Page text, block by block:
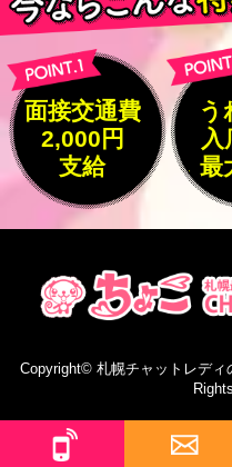
面接交通費
2,000円
支給
う
入
最
Copyright© 札幌チャットレディ